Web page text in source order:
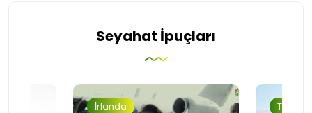
Seyahat İpuçları
İrlanda Turizm